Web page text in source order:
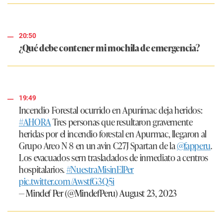
20:50
¿Qué debe contener mi mochila de emergencia?
19:49
Incendio Forestal ocurrido en Apurímac deja heridos:
#AHORATres personas que resultaron gravemente
heridas por el incendio forestal en Apurmac, llegaron al
Grupo Areo N 8 en un avin C27J Spartan de la@fapperu.
Los evacuados sern trasladados de inmediato a centros
hospitalarios.#NuestraMisinElPer
pic.twitter.com/AwstfG3Q5i
— Mindef Per (@MindefPeru)August 23, 2023